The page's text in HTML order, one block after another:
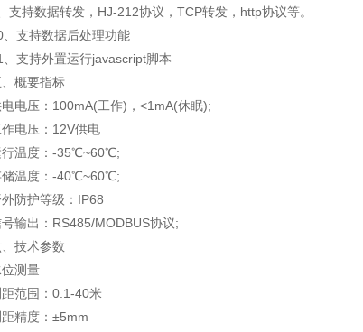
持数据转发，HJ-212协议，TCP转发，http协议等。
持数据后处理功能
持外置运行javascript脚本
要指标
压：100mA(工作)，<1mA(休眠);
压：12V供电
度：-35℃~60℃;
度：-40℃~60℃;
护等级：IP68
出：RS485/MODBUS协议;
术参数
测量
围：0.1-40米
度：±5mm